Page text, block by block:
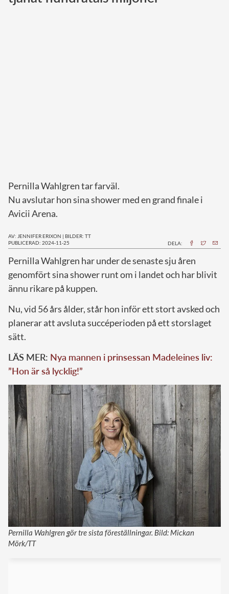
Monacos furstehus
Pernilla Wahlgren tar farväl.
Nu avslutar hon sina shower med en grand finale i
Avicii Arena.
AV: JENNIFER ERIXON | BILDER: TT
PUBLICERAD: 2024-11-25
DELA:
Pernilla Wahlgren har under de senaste sju åren
genomfört sina shower runt om i landet och har blivit
ännu rikare på kuppen.
Nu, vid 56 års ålder, står hon inför ett stort avsked och
planerar att avsluta succéperioden på ett storslaget
sätt.
LÄS MER: Nya mannen i prinsessan Madeleines liv:
”Hon är så lycklig!”
Pernilla Wahlgren gör tre sista föreställningar. Bild: Mickan
Mörk/TT